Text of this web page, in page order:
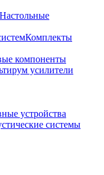
Настольные
Комплекты
компоненты
усилители
устройства
системы